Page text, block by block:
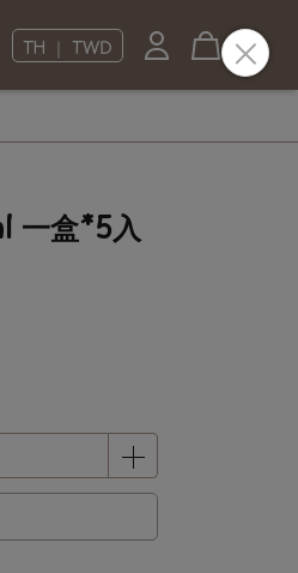
TH ｜ TWD
一盒*5入